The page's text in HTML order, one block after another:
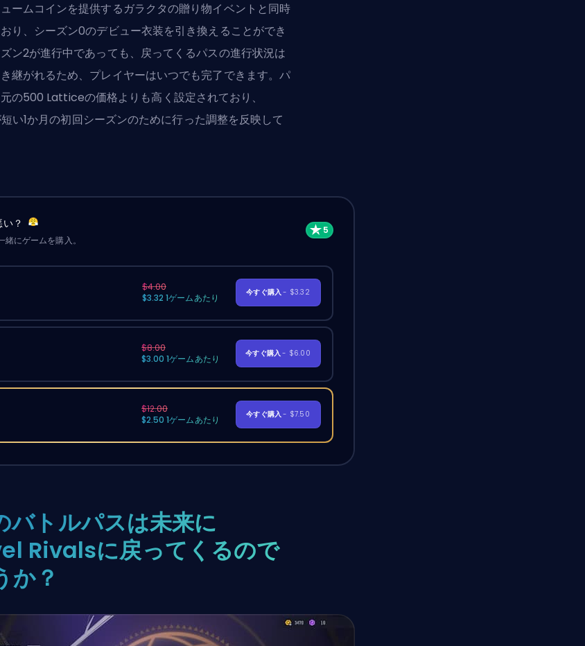
ームコインを提供するガラクタの贈り物イベントと同時
り、シーズン0のデビュー衣装を引き換えることができ
ン2が進行中であっても、戻ってくるパスの進行状況は
継がれるため、プレイヤーはいつでも完了できます。パ
の500 Latticeの価格よりも高く設定されており、
い1か月の初回シーズンのために行った調整を反映して
？
緒にゲームを購入。
$4.00
$3.32 1ゲームあたり
今すぐ購入- $3.32
$8.00
$3.00 1ゲームあたり
今すぐ購入- $6.00
$12.00
$2.50 1ゲームあたり
今すぐ購入- $7.50
バトルパスは未来に
Rivalsに戻ってくるので
か？